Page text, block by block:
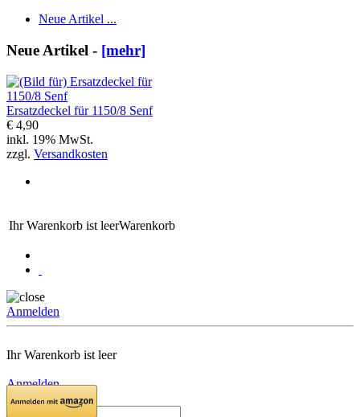
Neue Artikel ...
Neue Artikel - [mehr]
Ersatzdeckel für 1150/8 Senf
€ 4,90
inkl. 19% MwSt.
zzgl. Versandkosten
Ihr Warenkorb ist leerWarenkorb
Anmelden
Ihr Warenkorb ist leer
Anmelden
Email: